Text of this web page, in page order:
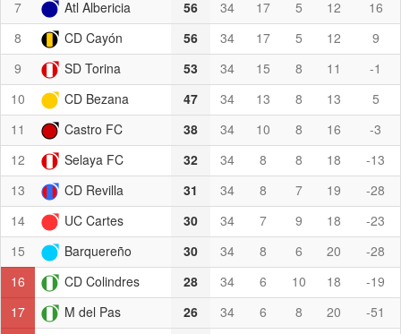
7
Atl Albericia 56 34 17 5 12
16
8
CD Cayón 56 34 17 5 12
9
9
SD Torina 53 34 15 8 11
-1
10
CD Bezana 47 34 13 8 13
5
11
Castro FC 38 34 10 8 16
-3
12
Selaya FC 32 34 8 8 18
-13
13
CD Revilla 31 34 8 7 19
-28
14
UC Cartes 30 34 7 9 18
-23
15
Barquereño 30 34 8 6 20
-28
16
CD Colindres 28 34 6 10 18
-19
17
M del Pas 26 34 6 8 20
-51